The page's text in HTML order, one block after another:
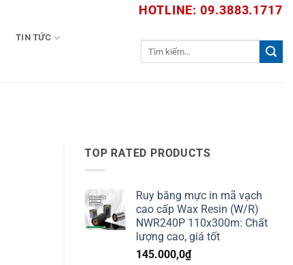
HOTLINE: 09.3883.1717
TIN TỨC
TOP RATED PRODUCTS
Ruy băng mực in mã vạch
cao cấp Wax Resin (W/R)
NWR240P 110x300m: Chất
lượng cao, giá tốt
145.000,0₫